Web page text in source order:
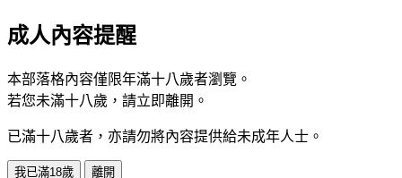
成人內容提醒
本部落格內容僅限年滿十八歲者瀏覽。
若您未滿十八歲，請立即離開。
已滿十八歲者，亦請勿將內容提供給未成年人士。
我已滿18歲 離開